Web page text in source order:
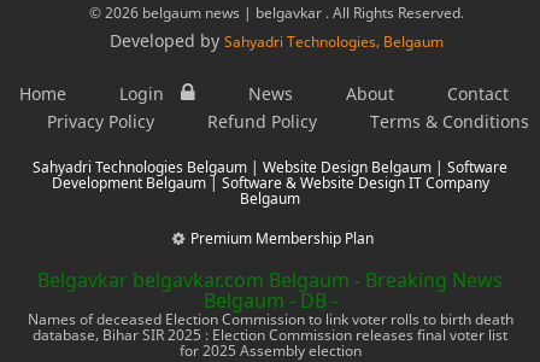
© 2026 belgaum news | belgavkar . All Rights Reserved.
Developed by Sahyadri Technologies, Belgaum
Home Login News About
Contact
Privacy Policy
Refund Policy Terms & Conditions
Sahyadri Technologies Belgaum | Website Design Belgaum | Software
Development Belgaum | Software & Website Design IT Company
Belgaum
Premium Membership Plan
Belgavkar belgavkar.com Belgaum - Breaking News
Belgaum - DB -
Names of deceased Election Commission to link voter rolls to birth death
database, Bihar SIR 2025 : Election Commission releases final voter list
for 2025 Assembly election